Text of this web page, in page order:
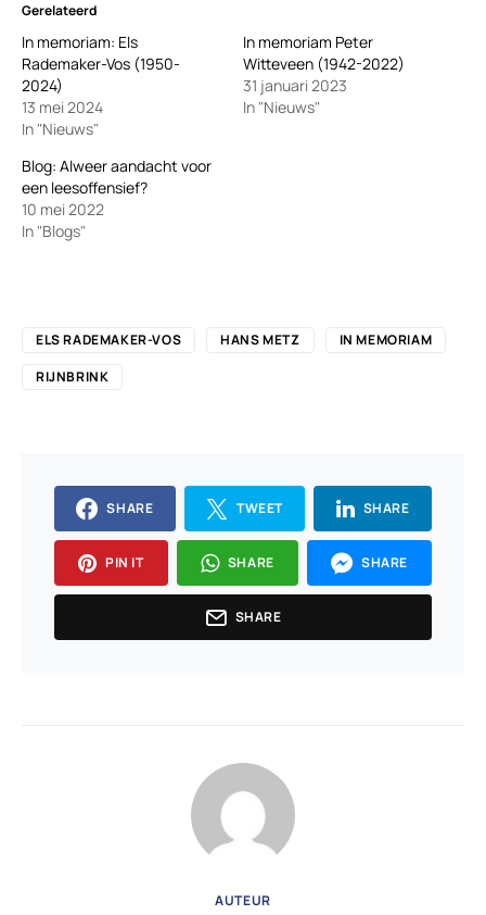
Gerelateerd
In memoriam: Els
Rademaker-Vos (1950-
2024)
13 mei 2024
In "Nieuws"
In memoriam Peter
Witteveen (1942-2022)
31 januari 2023
In "Nieuws"
Blog: Alweer aandacht voor
een leesoffensief?
10 mei 2022
In "Blogs"
ELS RADEMAKER-VOS HANS METZ
IN MEMORIAM
RIJNBRINK
SHARE TWEET SHARE
PIN IT SHARE SHARE
SHARE
AUTEUR